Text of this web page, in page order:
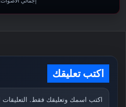
اكتب تعليقك
اكتب اسمك وتعليقك فقط. التعليقات